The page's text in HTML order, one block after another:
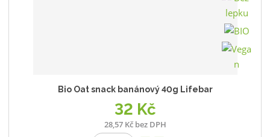
Bio Oat snack banánový 40g Lifebar
32 Kč
28,57 Kč bez DPH